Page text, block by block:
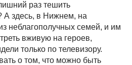
раз тешить
А здесь, в Нижнем, на
неблагополучных семей, и им
вживую на героев,
только по телевизору.
о том, что можно быть